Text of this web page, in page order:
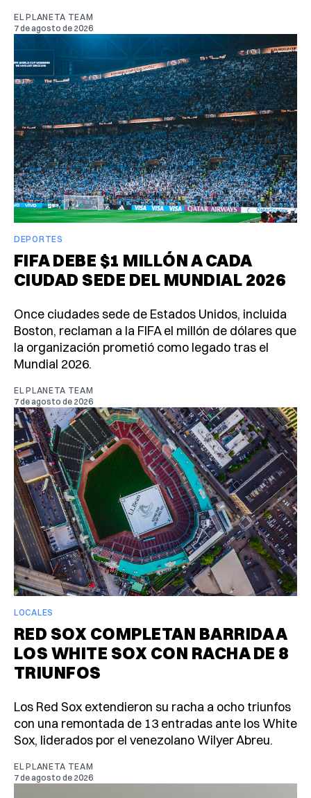
EL PLANETA TEAM
7 de agosto de 2026
DEPORTES
FIFA DEBE $1 MILLÓN A CADA
CIUDAD SEDE DEL MUNDIAL 2026
Once ciudades sede de Estados Unidos, incluida
Boston, reclaman a la FIFA el millón de dólares que
la organización prometió como legado tras el
Mundial 2026.
EL PLANETA TEAM
7 de agosto de 2026
LOCALES
RED SOX COMPLETAN BARRIDA A
LOS WHITE SOX CON RACHA DE 8
TRIUNFOS
Los Red Sox extendieron su racha a ocho triunfos
con una remontada de 13 entradas ante los White
Sox, liderados por el venezolano Wilyer Abreu.
EL PLANETA TEAM
7 de agosto de 2026